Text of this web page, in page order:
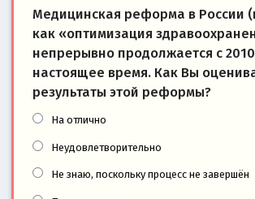
Медицинская реформа в России
как «оптимизация
непрерывно продолжается с
настоящее время. Как Вы
результаты этой реформы?
На отлично
Неудовлетворительно
Не знаю, поскольку процесс не завершён